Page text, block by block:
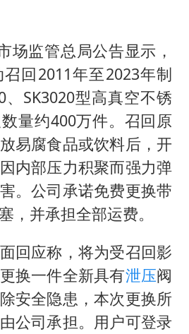
雨预报为何有时感觉不准
总书记点赞的非遗苗绣焕发新生机
场监管总局公告显示，
回2011年至2023年制
、SK3020型高真空不锈
量约400万件。召回原
易腐食品或饮料后，开
内部压力积聚而强力弹
。公司承诺免费更换带
，并承担全部运费。
回应称，将为受召回影
换一件全新具有泄压阀
安全隐患，本次更换所
公司承担。用户可登录